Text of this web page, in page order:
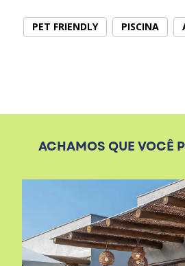
PET FRIENDLY PISCINA
ACHAMOS QUE VOCÊ